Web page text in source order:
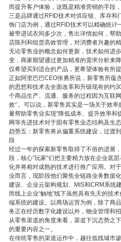
而提升客户体验，这既是精准营销的手段
三是品牌通过RFID技术对供应链、库存和
饰门店为例，通过RFID技术可以精确统计
被带进试衣间多少次，售出详情如何，帮
店陈列和组货高效管理，对消费者兴趣的精
无论零售业的概念如何更新，技术如何进
变，商家期望通过更加精准的需求分析来
仅希望买到适合的产品，更希望体验有所提
正如阿里巴巴CEO张勇所说，新零售所蕴
的思想和技术去全面改革和升级现有的约
个商品生产、流通、服务的过程因为互联
效‘’。可以说，新零售其实是一场关于效
量帮助零售业实现“降低成本、提升效率和
网等先进技术对于固有零售业态结构及生
趋势五：新零售将从偏重系统建设，过渡
段
经过一年的探索新零售取得了不俗的进展
段，核心”玩家“们把主要精力放在企业底
化并将相对成熟的技术进行推广应用。对
业而言，现阶段他们聚焦全链路业务数据
建设、企业云架构规划、MIS和CRM系统建
而线上企业“触地”线下虽然具有先天的技
端系统的建设。以商场运营为例，除了商
务正在经历数字化建设以外，物业管理和
从零售渠道的角度来看，渠道下沉态势之
的重要内容之一。
在传统零售的渠道运作中，越往低线城市